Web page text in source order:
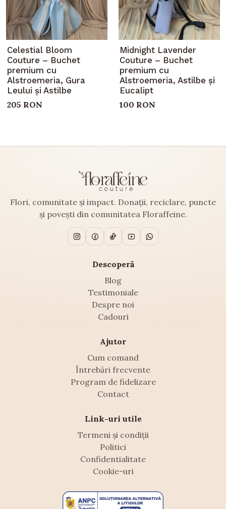
Celestial Bloom
Couture – Buchet
premium cu
Alstroemeria, Gura
Leului și Astilbe
205 RON
Midnight Lavender
Couture – Buchet
premium cu
Alstroemeria, Astilbe și
Eucalipt
100 RON
Flori, comunitate și impact. Donații, reciclare, puncte
și povești din comunitatea Floraffeine.
Descoperă
Blog
Testimoniale
Despre noi
Cadouri
Ajutor
Cum comand
Întrebări frecvente
Program de fidelizare
Contact
Link-uri utile
Termeni și condiții
Politici
Confidentialitate
Cookie-uri